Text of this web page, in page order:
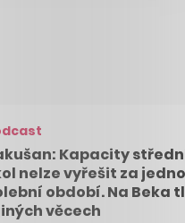
Kapacity
nelze vyřešit za jedno
období. Na Beka
věcech